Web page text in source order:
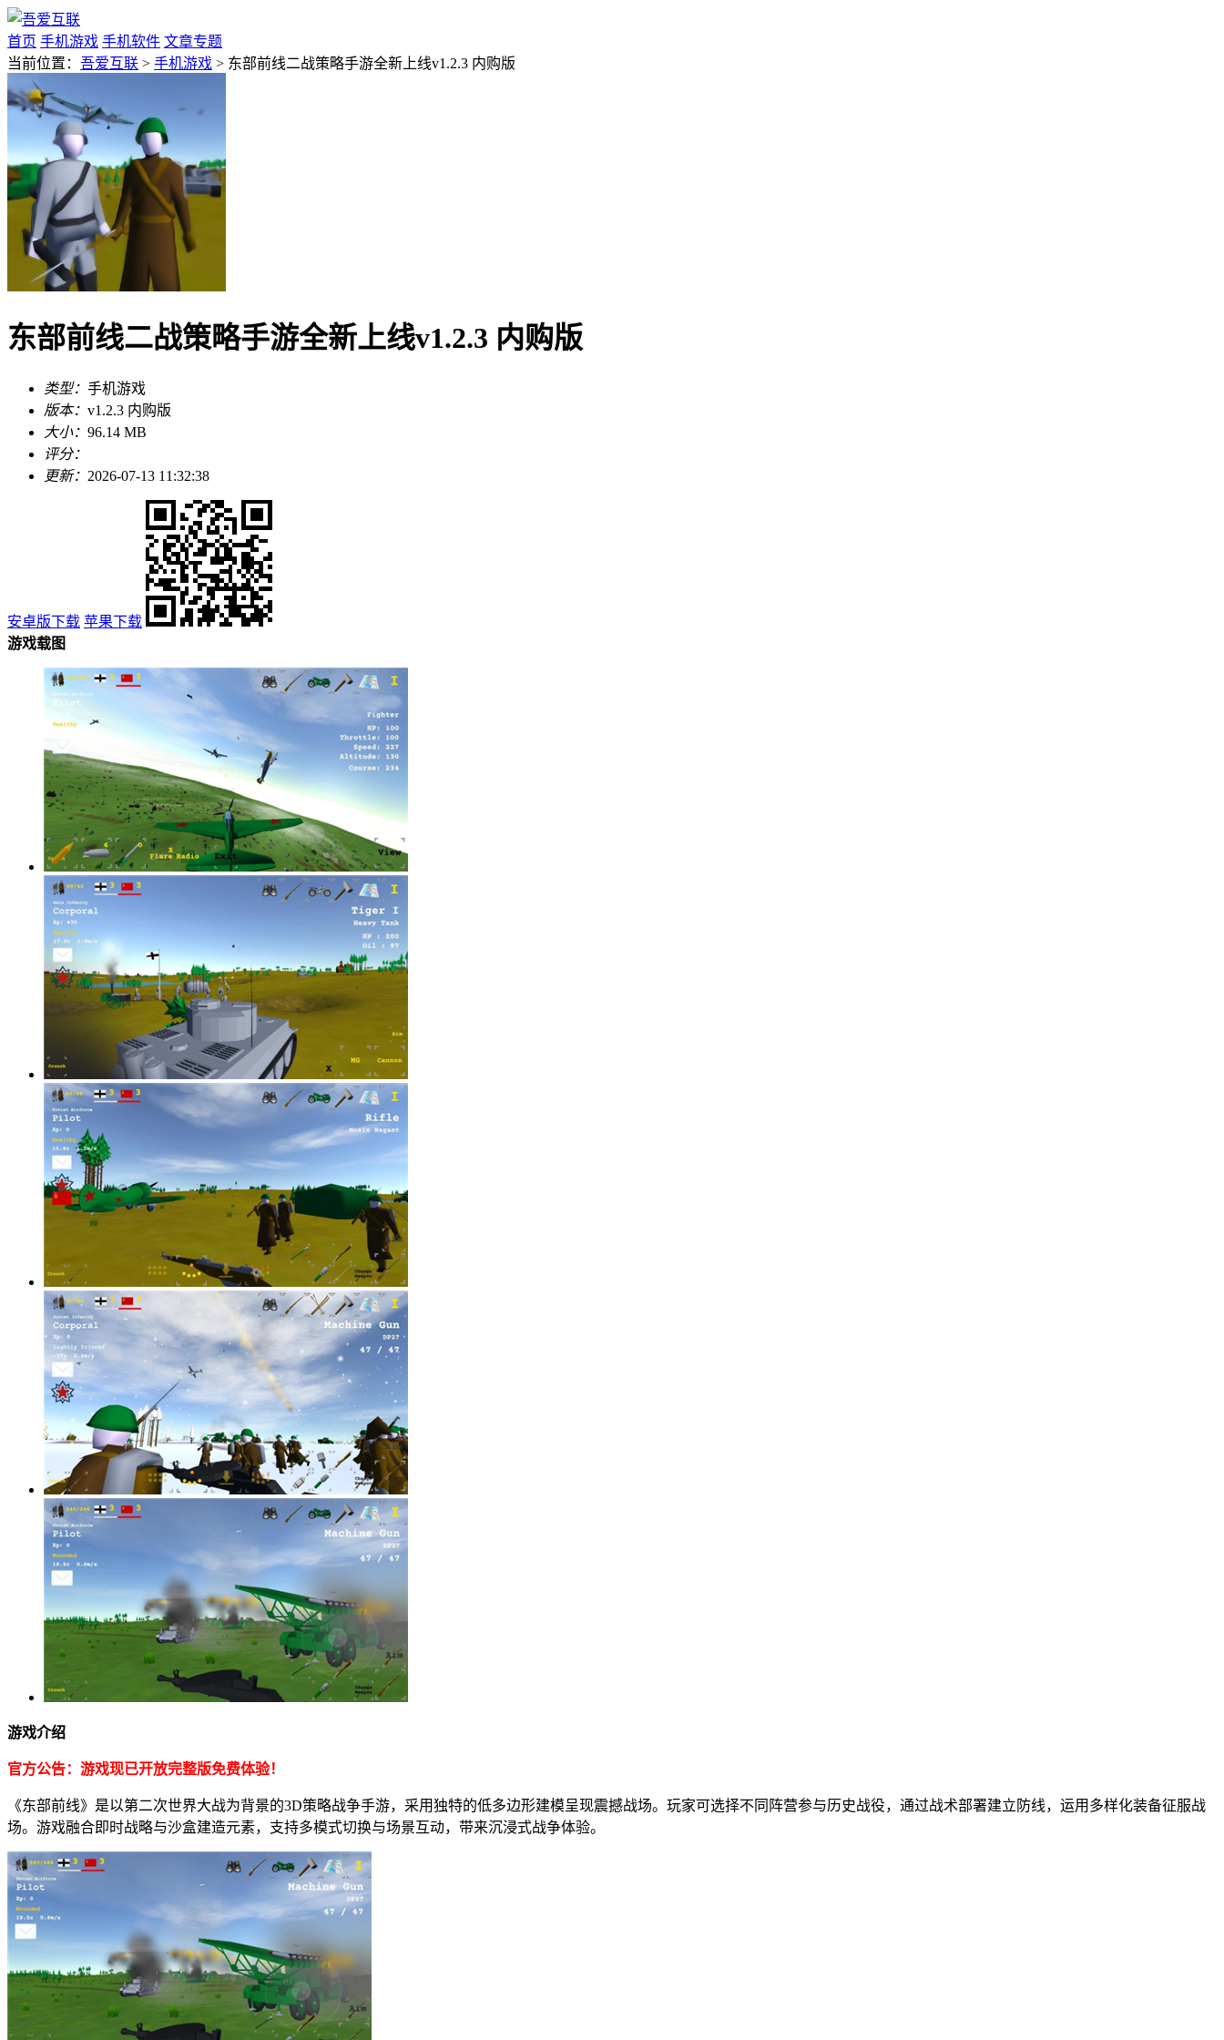
首页 手机游戏 手机软件 文章专题
当前位置： 吾爱互联 > 手机游戏 > 东部前线二战策略手游全新上线v1.2.3 内购版
东部前线二战策略手游全新上线v1.2.3 内购版
类型： 手机游戏
版本： v1.2.3 内购版
大小： 96.14 MB
评分：
更新： 2026-07-13 11:32:38
安卓版下载 苹果下载
游戏载图
游戏介绍
官方公告：游戏现已开放完整版免费体验！
《东部前线》是以第二次世界大战为背景的3D策略战争手游，采用独特的低多边形建模呈现震撼战场。玩家可选择不同阵营参与历史战役，通过战术部署建立防线，运用多样化装备征服战
场。游戏融合即时战略与沙盒建造元素，支持多模式切换与场景互动，带来沉浸式战争体验。